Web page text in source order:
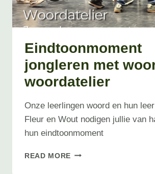
Eindtoonmoment
jongleren met
woordatelier
Onze leerlingen woord en hun
Fleur en Wout nodigen jullie van
hun eindtoonmoment
READ MORE EINDTOONMOMENT